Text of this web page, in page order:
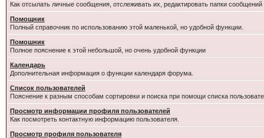
Как отсылать личные сообщения, отслеживать их, редактировать папки
Помощник
Полный справочник по использованию этой маленькой, но удобной функции.
Помошник
Полное пояснение к этой небольшой, но очень удобной функции
Календарь
Дополнительная информация о функции календаря форума.
Список пользователей
Пояснение к разным способам сортировки и поиска при помощи списка
Просмотр информации профиля пользователей
Как посмотреть контактную информацию пользователя.
Просмотр профиля пользователя